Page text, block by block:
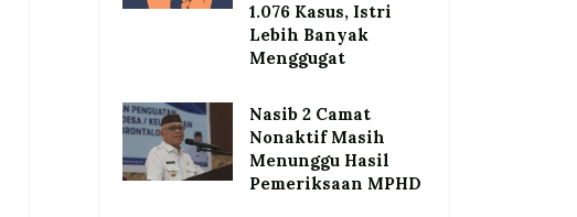
1.076 Kasus, Istri
Lebih Banyak
Menggugat
Nasib 2 Camat
Nonaktif Masih
Menunggu Hasil
Pemeriksaan MPHD